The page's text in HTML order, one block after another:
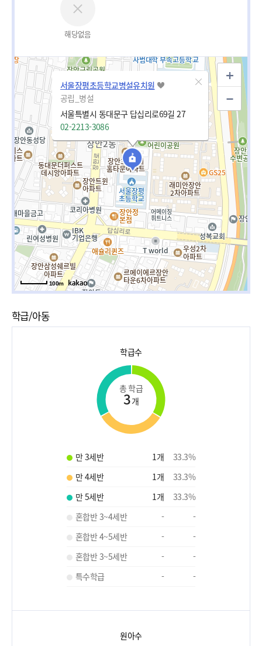
해당없음
서울장평초등학교병설유치원
공립_병설
서울특별시 동대문구 답십리로69길 27
02-2213-3086
100m
학급/아동
학급수
총 학급
3개
만 3세반 1개 33.3%
만 4세반
1개 33.3%
만 5세반
1개 33.3%
혼합반 3~4세반
-
-
혼합반 4~5세반
-
-
혼합반 3~5세반
-
-
특수학급
- -
원아수